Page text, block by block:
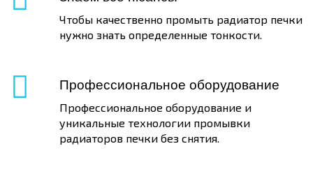
Чтобы качественно промыть радиатор печки
нужно знать определенные тонкости.
Профессиональное оборудование
Профессиональное оборудование и
уникальные технологии промывки
радиаторов печки без снятия.